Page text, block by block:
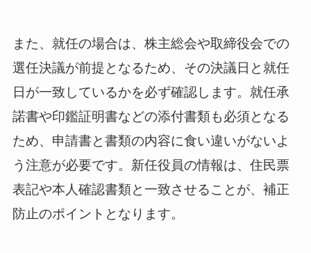
また、就任の場合は、株主総会や取締役会での
選任決議が前提となるため、その決議日と就任
日が一致しているかを必ず確認します。就任承
諾書や印鑑証明書などの添付書類も必須となる
ため、申請書と書類の内容に食い違いがないよ
う注意が必要です。新任役員の情報は、住民票
表記や本人確認書類と一致させることが、補正
防止のポイントとなります。